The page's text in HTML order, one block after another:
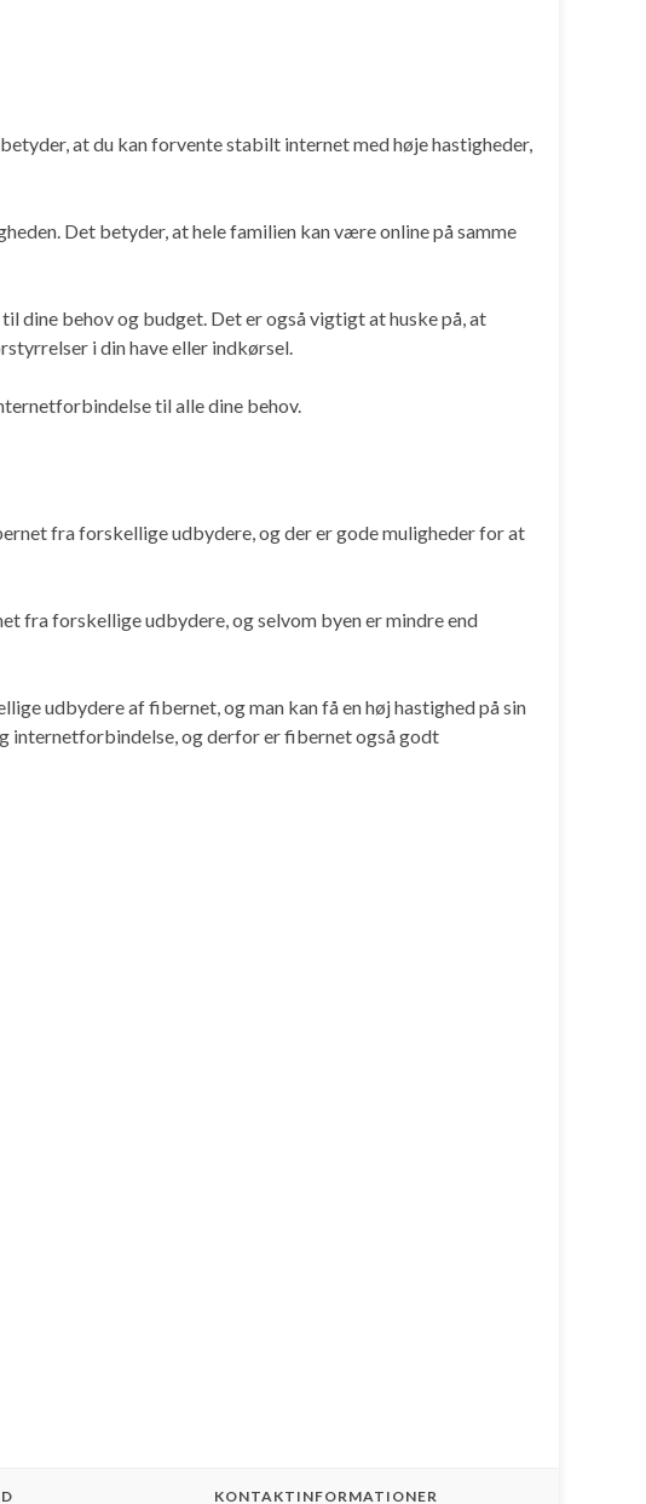
at du kan forvente stabilt internet med høje hastigheder,
Det betyder, at hele familien kan være online på samme
dine behov og budget. Det er også vigtigt at huske på, at
i din have eller indkørsel.
til alle dine behov.
fra forskellige udbydere, og der er gode muligheder for at
fra forskellige udbydere, og selvom byen er mindre end
udbydere af fibernet, og man kan få en høj hastighed på sin
internetforbindelse, og derfor er fibernet også godt
KONTAKTINFORMATIONER